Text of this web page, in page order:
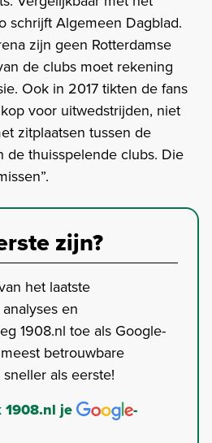
schrijft Algemeen Dagblad.
zijn geen Rotterdamse
de clubs moet rekening
Ook in 2017 tikten de fans
voor uitwedstrijden, niet
zitplaatsen tussen de
de thuisspelende clubs. Die
zijn?
het laatste
en
1908.nl toe als Google-
betrouwbare
als eerste!
1908.nl je
-